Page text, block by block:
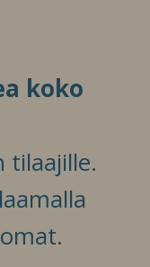
koko
tilaajille.